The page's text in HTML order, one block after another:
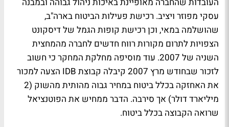
עסקי מפוזר ויציב. רכישת פעילות הביטוח בארה"ב,
שהושלמה במאי, וכן רכישת קופות הגמל של דיסקונט
הצפויות לתרום מקורות רווח חדשים לחברה מהמחצית
השניה של 2007. עוד מוסיפה מחלקת המחקר כי חשוב
לזכור שבחודש מרץ 2007 קיבלה קבוצת IDB הצעה למכור
את האחזקה בכלל ביטוח במחיר גבוה מהותית מהשוק (2
מיליארד דולר) אך סירבה. הדבר ממחיש את הפוטנציאל
שרואה הקבוצה בכלל ביטוח.